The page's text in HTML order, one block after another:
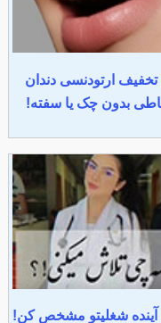
۵۰٪ تخفیف ارتودنسی دندان
بدون چک یا سفته!
آینده شغلیتو مشخص کن!